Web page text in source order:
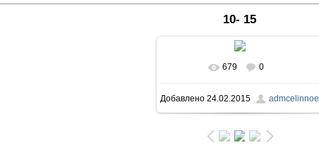
10- 15
В реальном размере
523.3Kb
679 0
Добавлено 24.02.2015 admcelinnoe